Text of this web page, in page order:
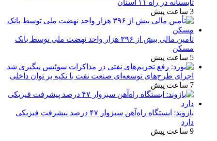
تابستانه در راه ۱۱ استان
3 ساعت پیش
تأمین مالی بیش از ۳۹۶ هزار واحد نهضت ملی توسط بانک
مسکن
5 ساعت پیش
اجرای طرح‌های توسعه‌ای صنعت نفت با تکیه بر توان داخلی
7 ساعت پیش
بازوند: ایستگاه راه‌آهن سبزوار ۴۷ درصد پیشرفت فیزیکی
دارد
9 ساعت پیش